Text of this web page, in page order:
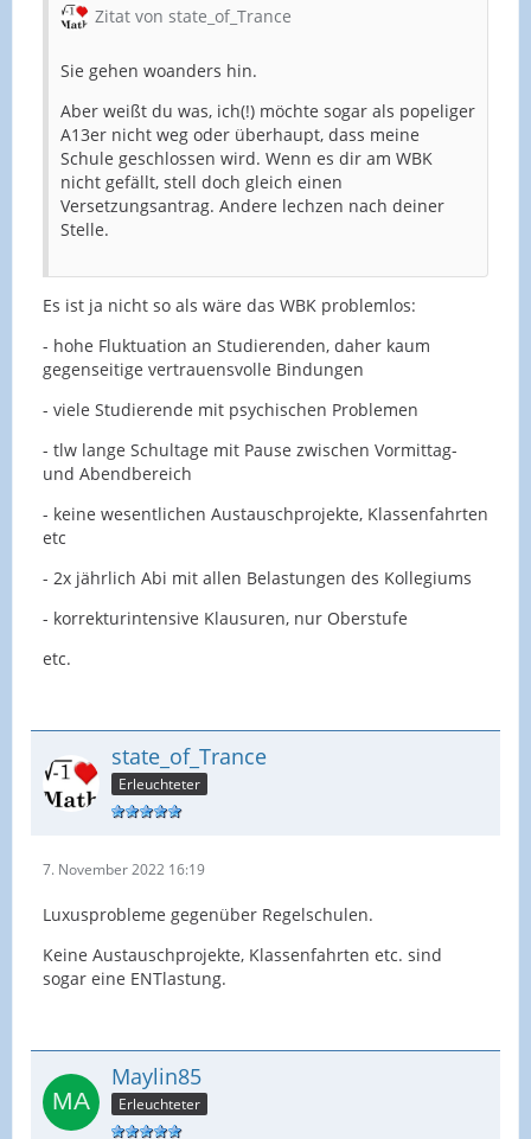
Zitat von state_of_Trance
Sie gehen woanders hin.
Aber weißt du was, ich(!) möchte sogar als popeliger
A13er nicht weg oder überhaupt, dass meine
Schule geschlossen wird. Wenn es dir am WBK
nicht gefällt, stell doch gleich einen
Versetzungsantrag. Andere lechzen nach deiner
Stelle.
Es ist ja nicht so als wäre das WBK problemlos:
- hohe Fluktuation an Studierenden, daher kaum
gegenseitige vertrauensvolle Bindungen
- viele Studierende mit psychischen Problemen
- tlw lange Schultage mit Pause zwischen Vormittag-
und Abendbereich
- keine wesentlichen Austauschprojekte, Klassenfahrten
etc
- 2x jährlich Abi mit allen Belastungen des Kollegiums
- korrekturintensive Klausuren, nur Oberstufe
etc.
state_of_Trance
Erleuchteter
7. November 2022 16:19
Luxusprobleme gegenüber Regelschulen.
Keine Austauschprojekte, Klassenfahrten etc. sind
sogar eine ENTlastung.
Maylin85
Erleuchteter